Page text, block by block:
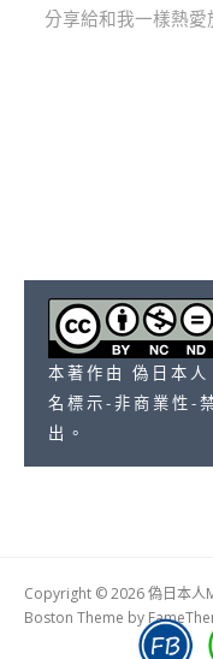
分享給和我一樣熱愛
本著作由 偽日本
名標示-非商業性-
出。
Copyright © 2026 偽日本人
Boston Theme by